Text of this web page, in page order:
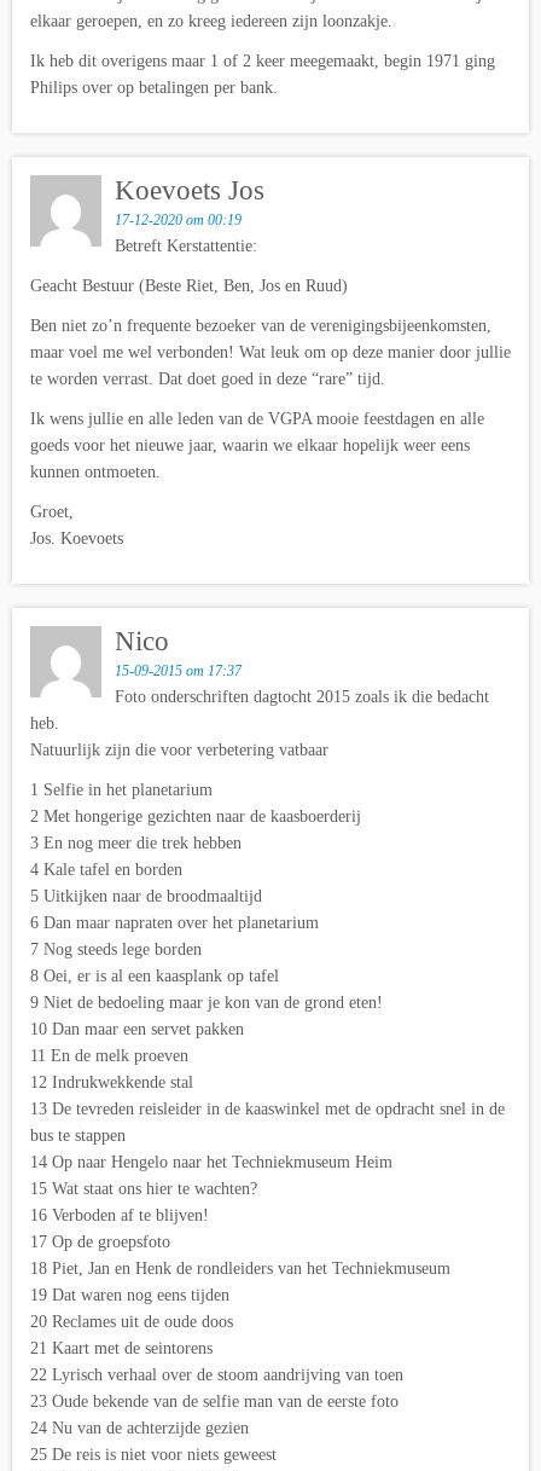
elkaar geroepen, en zo kreeg iedereen zijn loonzakje.
Ik heb dit overigens maar 1 of 2 keer meegemaakt, begin 1971 ging
Philips over op betalingen per bank.
Koevoets Jos
17-12-2020 om 00:19
Betreft Kerstattentie:
Geacht Bestuur (Beste Riet, Ben, Jos en Ruud)
Ben niet zo’n frequente bezoeker van de verenigingsbijeenkomsten,
maar voel me wel verbonden! Wat leuk om op deze manier door jullie
te worden verrast. Dat doet goed in deze “rare” tijd.
Ik wens jullie en alle leden van de VGPA mooie feestdagen en alle
goeds voor het nieuwe jaar, waarin we elkaar hopelijk weer eens
kunnen ontmoeten.
Groet,
Jos. Koevoets
Nico
15-09-2015 om 17:37
Foto onderschriften dagtocht 2015 zoals ik die bedacht
heb.
Natuurlijk zijn die voor verbetering vatbaar
1 Selfie in het planetarium
2 Met hongerige gezichten naar de kaasboerderij
3 En nog meer die trek hebben
4 Kale tafel en borden
5 Uitkijken naar de broodmaaltijd
6 Dan maar napraten over het planetarium
7 Nog steeds lege borden
8 Oei, er is al een kaasplank op tafel
9 Niet de bedoeling maar je kon van de grond eten!
10 Dan maar een servet pakken
11 En de melk proeven
12 Indrukwekkende stal
13 De tevreden reisleider in de kaaswinkel met de opdracht snel in de
bus te stappen
14 Op naar Hengelo naar het Techniekmuseum Heim
15 Wat staat ons hier te wachten?
16 Verboden af te blijven!
17 Op de groepsfoto
18 Piet, Jan en Henk de rondleiders van het Techniekmuseum
19 Dat waren nog eens tijden
20 Reclames uit de oude doos
21 Kaart met de seintorens
22 Lyrisch verhaal over de stoom aandrijving van toen
23 Oude bekende van de selfie man van de eerste foto
24 Nu van de achterzijde gezien
25 De reis is niet voor niets geweest